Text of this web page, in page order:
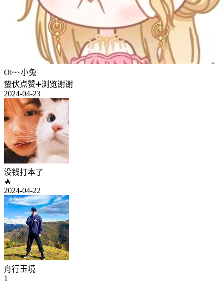
Oi~~小兔
蛰伏点赞➕浏览谢谢
2024-04-23
没钱打本了
🔥
2024-04-22
舟行玉境
1